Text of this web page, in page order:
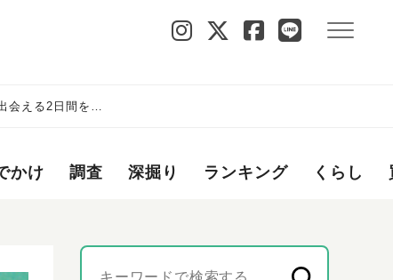
会える2日間をチ
かけ 調査 深掘り ランキング くらし